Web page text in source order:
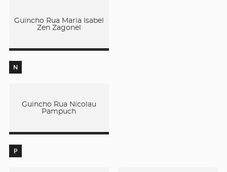
Guincho Rua Maria Isabel
Zen Zagonel
N
Guincho Rua Nicolau
Pampuch
P